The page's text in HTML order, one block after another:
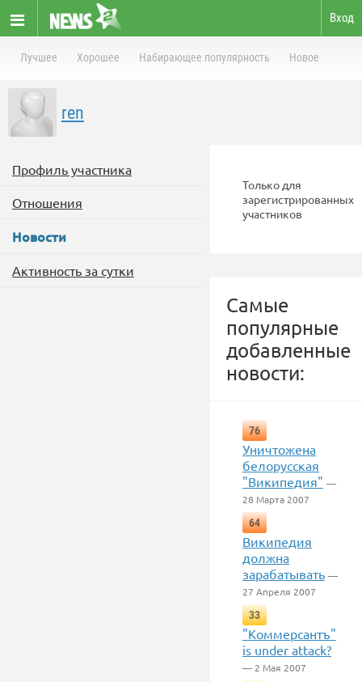
Вход
Лучшее Хорошее Набирающее популярность Новое
ren
Профиль участника
Отношения
Новости
Активность за сутки
Только для
зарегистрированных
участников
Самые
популярные
добавленные
новости:
76
Уничтожена
белорусская
"Википедия" —
28 Марта 2007
64
Википедия
должна
зарабатывать —
27 Апреля 2007
33
"Коммерсантъ"
is under attack?
— 2 Мая 2007